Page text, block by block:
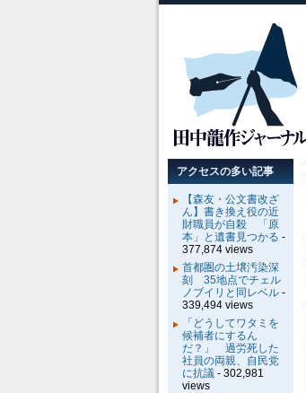
アクセスの多い記事
【森友・公文書改ざ
ん】書き換え役の近
財職員が自殺 「原
本」と遺書見つかる -
377,874 views
首都圏の土壌汚染深
刻 35地点でチェル
ノブイリと同レベル -
339,494 views
「どうしてワタミを
候補者にするん
だ？」 過労死した
社員の両親、自民党
に抗議 - 302,981
views